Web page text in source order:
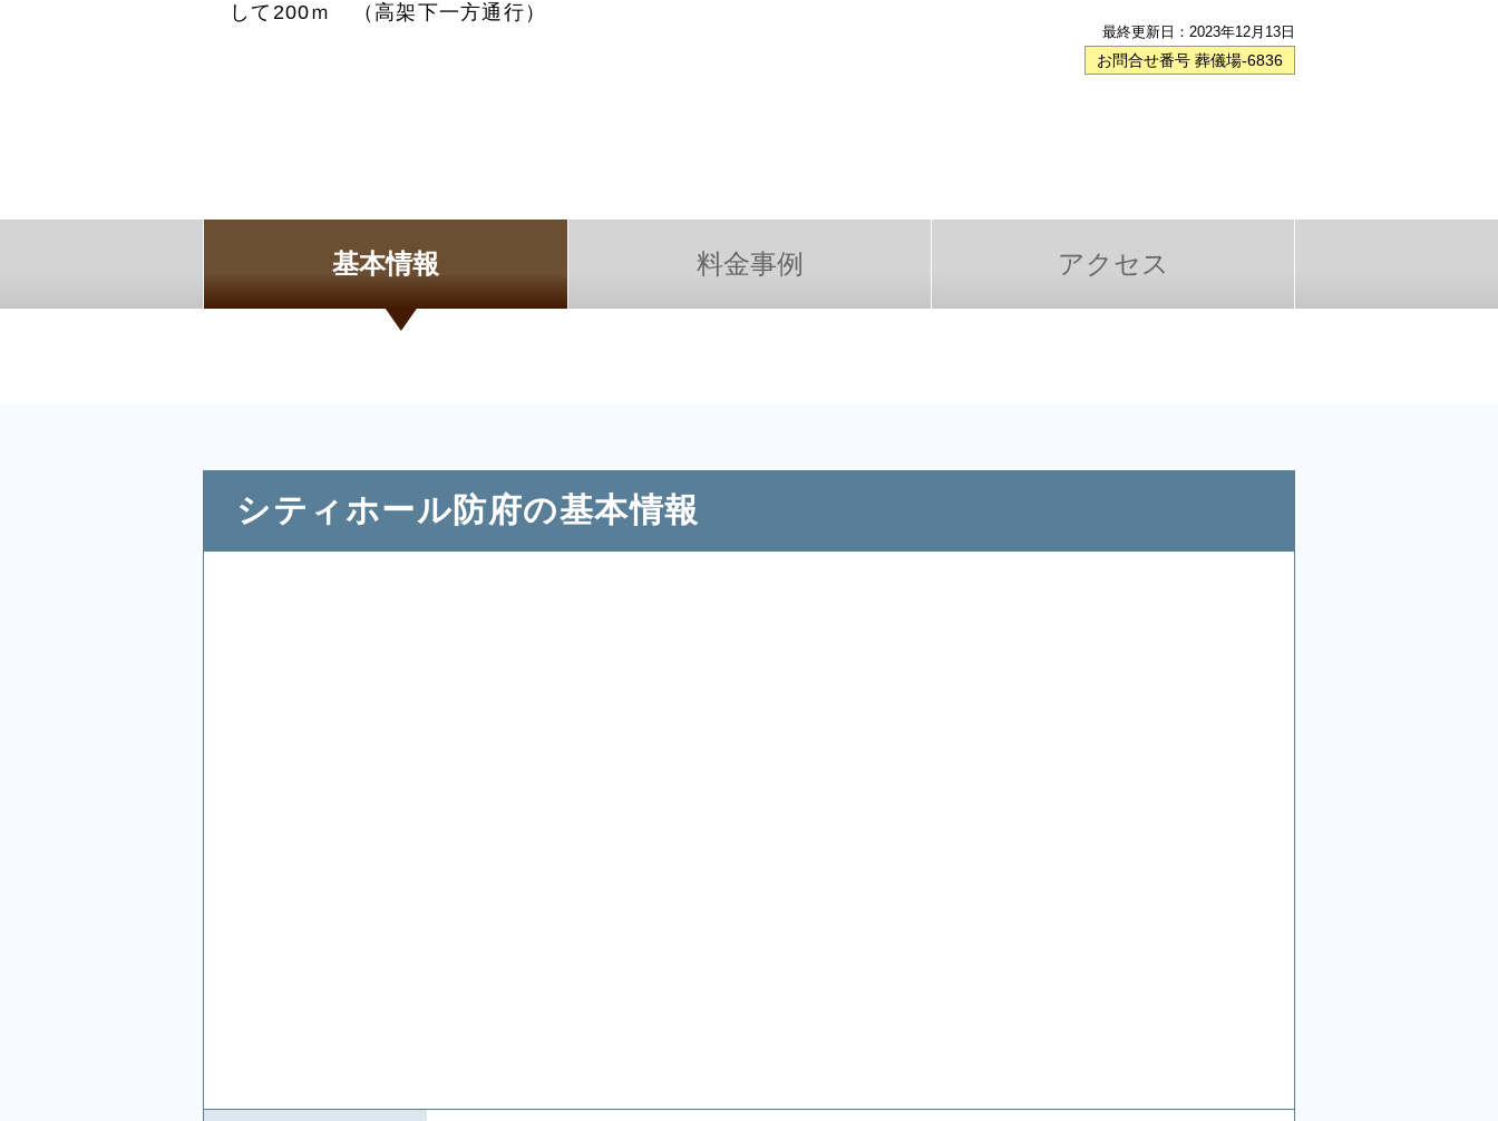
して200ｍ （高架下一方通行）
最終更新日： 2023年12月13日
お問合せ番号 葬儀場-6836
基本情報 料金事例 アクセス
シティホール防府の基本情報